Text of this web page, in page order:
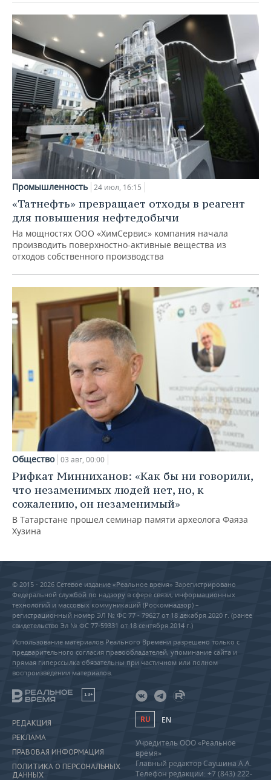
Промышленность 24 июл, 16:15
«Татнефть» превращает отходы в реагент
для повышения нефтедобычи
На мощностях ООО «ХимСервис» компания начала
производить поверхностно-активные вещества из
отходов собственного производства
Общество 03 авг, 00:00
Рифкат Минниханов: «Как бы ни говорили,
что незаменимых людей нет, но, к
сожалению, он незаменимый»
В Татарстане прошел семинар памяти археолога Фаяза
Хузина
© 2015 - 2026 Сетевое издание «Реальное время» Зарегистрировано
Федеральной службой по надзору в сфере связи, информационных
технологий и массовых коммуникаций (Роскомнадзор) –
регистрационный номер ЭЛ № ФС 77 - 79627 от 18 декабря 2020 г. (ранее
свидетельство Эл № ФС 77-59331 от 18 сентября 2014 г.)
Использование материалов Реального Времени разрешено только с
предварительного согласия правообладателей, упоминание сайта и
прямая гиперссылка обязательны при частичном или полном
воспроизведении материалов.
18+
РЕДАКЦИЯ
РЕКЛАМА
ПРАВОВАЯ ИНФОРМАЦИЯ
ПОЛИТИКА О ПЕРСОНАЛЬНЫХ
ДАННЫХ
RU EN
Учредитель ООО «Реальное
время»
Главный редактор Саушина А.А.
Телефон редакции: +7 (843) 222-